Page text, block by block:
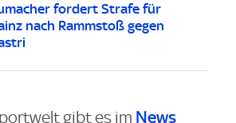
fordert Strafe für
nach Rammstoß gegen
gibt es im News